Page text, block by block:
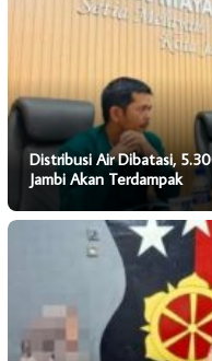
Distribusi Air Dibatasi,
Jambi Akan Terdampak